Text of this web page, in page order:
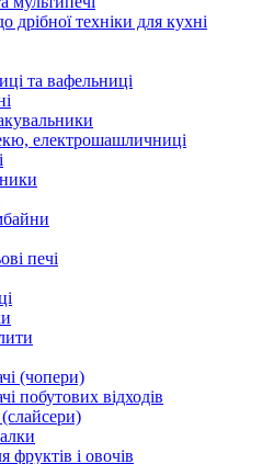
дрібної техніки для кухні
та вафельниці
електрошашличниці
печі
(чопери)
побутових відходів
і овочів